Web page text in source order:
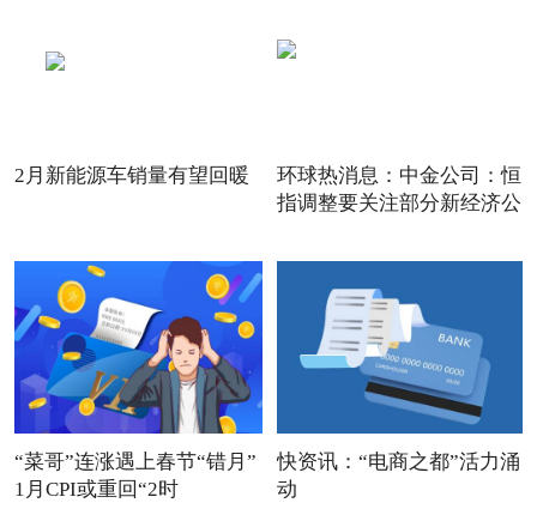
2月新能源车销量有望回暖
环球热消息：中金公司：恒
指调整要关注部分新经济公
“菜哥”连涨遇上春节“错月”
1月CPI或重回“2时
快资讯：“电商之都”活力涌
动